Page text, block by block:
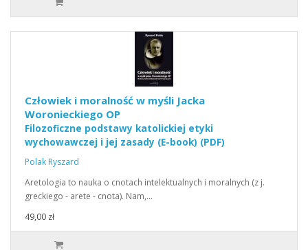
Człowiek i moralność w myśli Jacka
Woronieckiego OP
Filozoficzne podstawy katolickiej etyki
wychowawczej i jej zasady (E-book) (PDF)
Polak Ryszard
Aretologia to nauka o cnotach intelektualnych i moralnych (z j.
greckiego - arete - cnota). Nam,…
49,00 zł